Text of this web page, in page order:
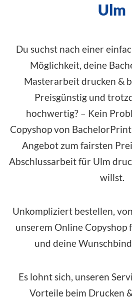
Ulm
Du suchst nach einer
Möglichkeit, deine
Masterarbeit drucken &
Preisgünstig und
hochwertig? – Kein
Copyshop von
Angebot zum fairsten
Abschlussarbeit für Ulm
willst.
Unkompliziert bestellen,
unserem Online
und deine
Es lohnt sich, unseren
Vorteile beim Drucken